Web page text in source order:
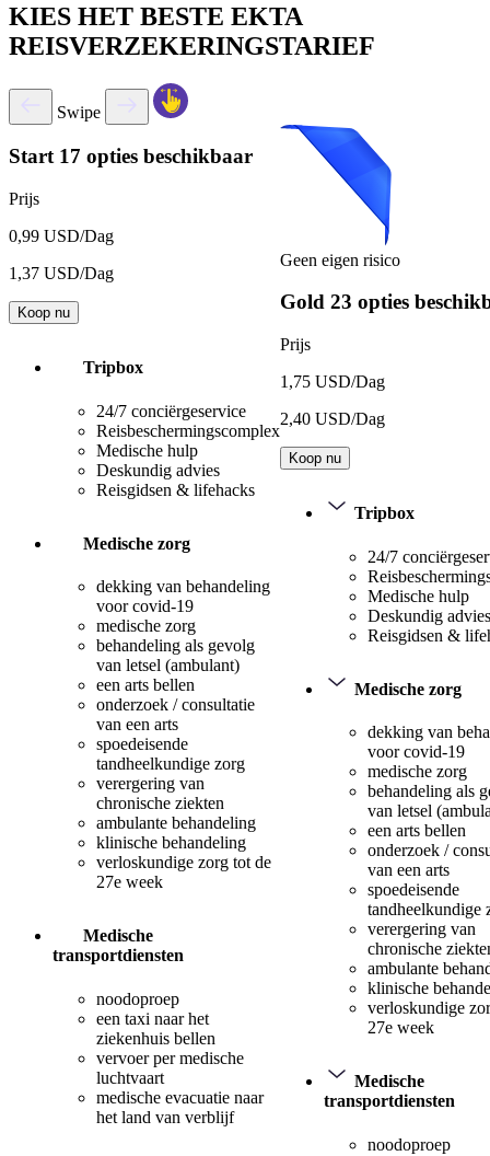
KIES HET BESTE EKTA
REISVERZEKERINGSTARIEF
Swipe
Start 17 opties beschikbaar
Prijs
0,99 USD/Dag
1,37 USD/Dag
Koop nu
Tripbox
24/7 conciërgeservice
Reisbeschermingscomplex
Medische hulp
Deskundig advies
Reisgidsen & lifehacks
Medische zorg
dekking van behandeling
voor covid-19
medische zorg
behandeling als gevolg
van letsel (ambulant)
een arts bellen
onderzoek / consultatie
van een arts
spoedeisende
tandheelkundige zorg
verergering van
chronische ziekten
ambulante behandeling
klinische behandeling
verloskundige zorg tot de
27e week
Medische
transportdiensten
noodoproep
een taxi naar het
ziekenhuis bellen
vervoer per medische
luchtvaart
medische evacuatie naar
het land van verblijf
Geen eigen risico
Gold 23 opties
Prijs
1,75 USD/Dag
2,40 USD/Dag
Koop nu
Tripbox
24/7
Medische hulp
Deskundig advies
Reisgidsen &
Medische zorg
dekking van
voor covid-19
medische zorg
behandeling als
van letsel
een arts bellen
onderzoek /
van een arts
spoedeisende
tandheelkundige
verergering van
chronische
ambulante
klinische
verloskundige
27e week
Medische
transportdiensten
noodoproep